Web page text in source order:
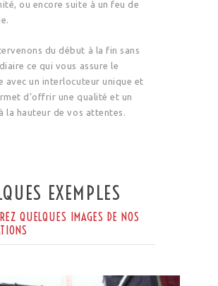
ou encore suite à un feu de
du début à la fin sans
ce qui vous assure le
avec un interlocuteur unique et
d’offrir une qualité et un
la hauteur de vos attentes.
EXEMPLES
QUELQUES IMAGES DE NOS